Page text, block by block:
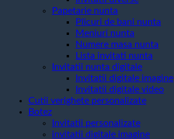
Papetarie nunta
Plicuri de bani nunta
Meniuri nunta
Numere masa nunta
Lista invitati nunta
Invitatii nunta digitale
Invitatii digitale imagine
Invitatii digitale video
Cutii verighete personalizate
Botez
Invitatii personalizate
invitatii digitale imagine